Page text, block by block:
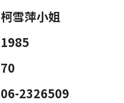
柯雪萍小姐
1985
70
06-2326509